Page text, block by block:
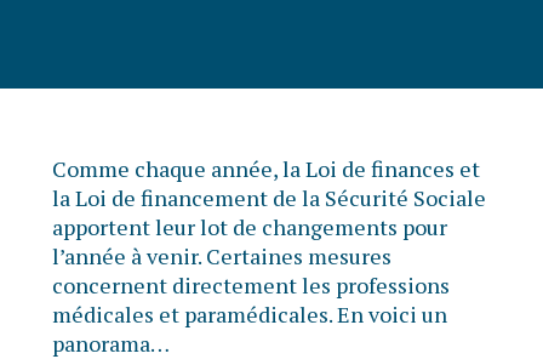
Comme chaque année, la Loi de finances et
la Loi de financement de la Sécurité Sociale
apportent leur lot de changements pour
l’année à venir. Certaines mesures
concernent directement les professions
médicales et paramédicales. En voici un
panorama…